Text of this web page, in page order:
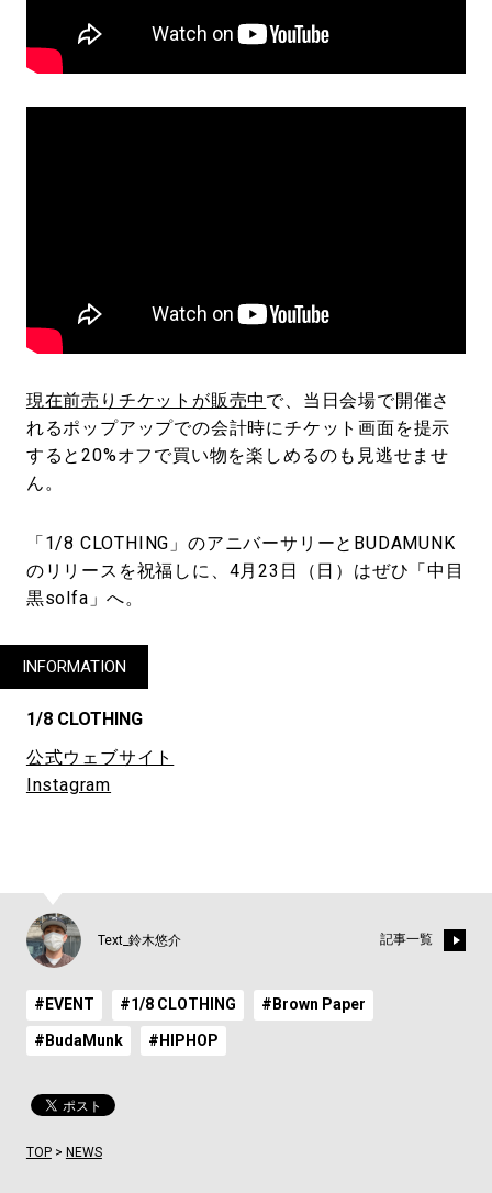
現在前売りチケットが販売中 で、当日会場で開催さ
れるポップアップでの会計時にチケット画面を提示
すると20%オフで買い物を楽しめるのも見逃せませ
ん。
「1/8 CLOTHING」のアニバーサリーとBUDAMUNK
のリリースを祝福しに、4月23日（日）はぜひ「中目
黒solfa」へ。
INFORMATION
1/8 CLOTHING
公式ウェブサイト
Instagram
Text_鈴木悠介 記事一覧
#EVENT #1/8 CLOTHING #Brown Paper
#BudaMunk #HIPHOP
TOP> NEWS